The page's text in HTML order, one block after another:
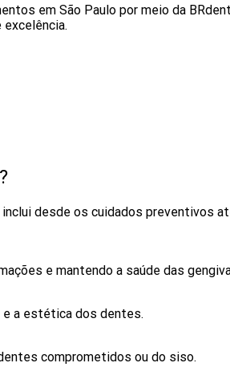
em São Paulo por meio da
desde os cuidados
e mantendo a saúde das
e a estética dos dentes.
comprometidos ou do siso.